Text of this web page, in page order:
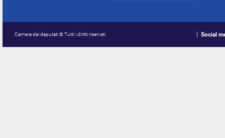
Camera dei deputati © Tutti i diritti riservati Social